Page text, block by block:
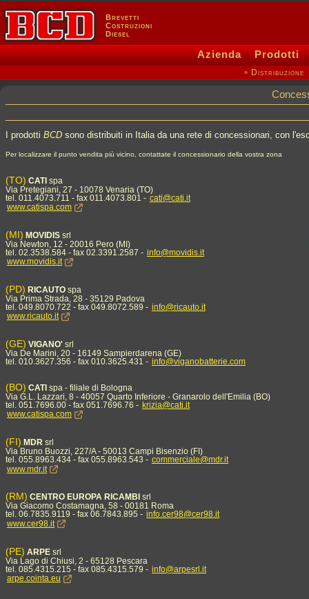
Brevetti
Costruzioni
Diesel
Azienda|Prodotti
» Distribuzione
I prodotti BCD sono distribuiti in Italia da una rete di concessionari, con
Per localizzare il punto vendita più vicino, contattate il concessionario della vostra zona
(TO) CATI spa
Via Pretegiani, 27 - 10078 Venaria (TO)
tel. 011.4073.711 - fax 011.4073.801 - cati@cati.it
www.catispa.com
(MI) MOVIDIS srl
Via Newton, 12 - 20016 Pero (MI)
tel. 02.3538.584 - fax 02.3391.2587 - info@movidis.it
www.movidis.it
(PD) RICAUTO spa
Via Prima Strada, 28 - 35129 Padova
tel. 049.8070.722 - fax 049.8072.589 - info@ricauto.it
www.ricauto.it
(GE) VIGANO' srl
Via De Marini, 20 - 16149 Sampierdarena (GE)
tel. 010.3627.356 - fax 010.3625.431 - info@viganobatterie.com
(BO) CATI spa - filiale di Bologna
Via G.L. Lazzari, 8 - 40057 Quarto Inferiore - Granarolo dell'Emilia (BO)
tel. 051.7696.00 - fax 051.7696.76 - krizia@cati.it
www.catispa.com
(FI) MDR srl
Via Bruno Buozzi, 227/A - 50013 Campi Bisenzio (FI)
tel. 055.8963.434 - fax 055.8963.543 - commerciale@mdr.it
www.mdr.it
(RM) CENTRO EUROPA RICAMBI srl
Via Giacomo Costamagna, 58 - 00181 Roma
tel. 06.7835.9119 - fax 06.7843.895 - info.cer98@cer98.it
www.cer98.it
(PE) ARPE srl
Via Lago di Chiusi, 2 - 65128 Pescara
tel. 085.4315.215 - fax 085.4315.579 - info@arpesrl.it
arpe.cointa.eu